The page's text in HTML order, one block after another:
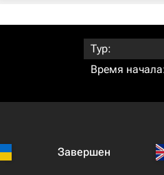
Тур:
Время
Завершен